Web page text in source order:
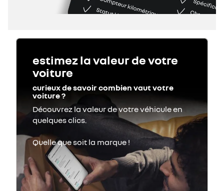
estimez la valeur de votre
voiture
curieux de savoir combien vaut votre
voiture ?
Découvrez la valeur de votre véhicule en